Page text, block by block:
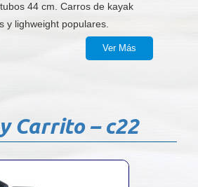
44 cm. Carros de kayak
y lighweight populares.
Ver Más
Carrito – c22